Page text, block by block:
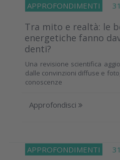
APPROFONDIMENTI 31
Tra mito e realtà: le
energetiche fanno
denti?
Una revisione scientifica
dalle convinzioni diffuse e
conoscenze
Approfondisci
APPROFONDIMENTI 31